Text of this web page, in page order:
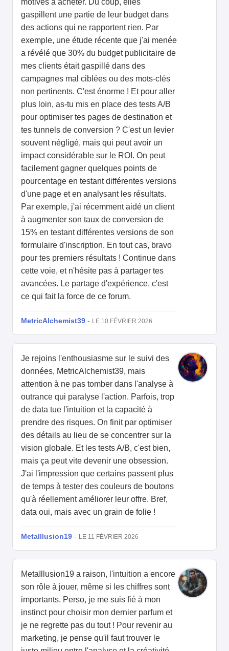
motivés à acheter. Du coup, elles
gaspillent une partie de leur budget dans
des actions qui ne rapportent rien. Par
exemple, une étude récente que j'ai menée
a révélé que 30% du budget publicitaire de
mes clients était gaspillé dans des
campagnes mal ciblées ou des mots-clés
non pertinents. C'est énorme ! Et pour aller
plus loin, as-tu mis en place des tests A/B
pour optimiser tes pages de destination et
tes tunnels de conversion ? C'est un levier
souvent négligé, mais qui peut avoir un
impact considérable sur le ROI. On peut
facilement gagner quelques points de
pourcentage en testant différentes versions
d'une page et en analysant les résultats.
Par exemple, j'ai récemment aidé un client
à augmenter son taux de conversion de
15% en testant différentes versions de son
formulaire d'inscription. En tout cas, bravo
pour tes premiers résultats ! Continue dans
cette voie, et n'hésite pas à partager tes
avancées. Le partage d'expérience, c'est
ce qui fait la force de ce forum.
MetricAlchemist39 - LE 10 FÉVRIER 2026
Je rejoins l'enthousiasme sur le suivi des
données, MetricAlchemist39, mais
attention à ne pas tomber dans l'analyse à
outrance qui paralyse l'action. Parfois, trop
de data tue l'intuition et la capacité à
prendre des risques. On finit par optimiser
des détails au lieu de se concentrer sur la
vision globale. Et les tests A/B, c'est bien,
mais ça peut vite devenir une obsession.
J'ai l'impression que certains passent plus
de temps à tester des couleurs de boutons
qu'à réellement améliorer leur offre. Bref,
data oui, mais avec un grain de folie !
MetaIllusion19 - LE 11 FÉVRIER 2026
MetaIllusion19 a raison, l'intuition a encore
son rôle à jouer, même si les chiffres sont
importants. Perso, je me suis fié à mon
instinct pour choisir mon dernier parfum et
je ne regrette pas du tout ! Pour revenir au
marketing, je pense qu'il faut trouver le